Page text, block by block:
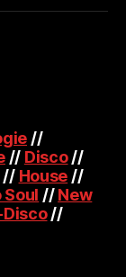
//
// Disco//
// House //
Soul //New
Disco//